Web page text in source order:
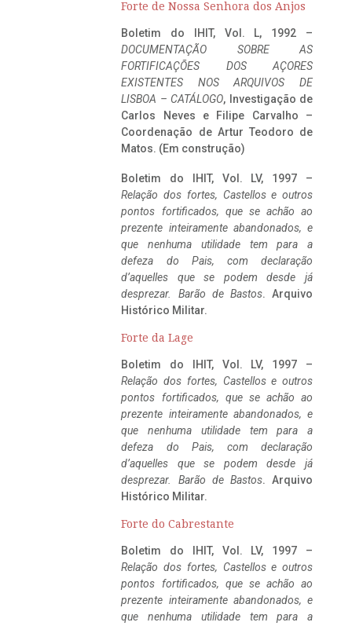
Forte de Nossa Senhora dos Anjos
Boletim do IHIT, Vol. L, 1992 –
DOCUMENTAÇÃO SOBRE AS
FORTIFICAÇÕES DOS AÇORES
EXISTENTES NOS ARQUIVOS DE
LISBOA – CATÁLOGO, Investigação de
Carlos Neves e Filipe Carvalho –
Coordenação de Artur Teodoro de
Matos. (Em construção)
Boletim do IHIT, Vol. LV, 1997 –
Relação dos fortes, Castellos e outros
pontos fortificados, que se achão ao
prezente inteiramente abandonados, e
que nenhuma utilidade tem para a
defeza do Pais, com declaração
d’aquelles que se podem desde já
desprezar. Barão de Bastos. Arquivo
Histórico Militar.
Forte da Lage
Boletim do IHIT, Vol. LV, 1997 –
Relação dos fortes, Castellos e outros
pontos fortificados, que se achão ao
prezente inteiramente abandonados, e
que nenhuma utilidade tem para a
defeza do Pais, com declaração
d’aquelles que se podem desde já
desprezar. Barão de Bastos. Arquivo
Histórico Militar.
Forte do Cabrestante
Boletim do IHIT, Vol. LV, 1997 –
Relação dos fortes, Castellos e outros
pontos fortificados, que se achão ao
prezente inteiramente abandonados, e
que nenhuma utilidade tem para a